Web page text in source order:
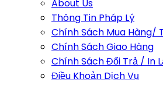
About Us
Thông Tin Pháp Lý
Chính Sách Mua Hàng/
Chính Sách Giao Hàng
Chính Sách Đổi Trả / In
Điều Khoản Dịch Vụ